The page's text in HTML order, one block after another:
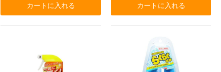
カートに入れる カートに入れる